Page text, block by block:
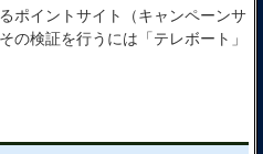
ポイントサイト（キャンペーンサ
の検証を行うには「テレボート」